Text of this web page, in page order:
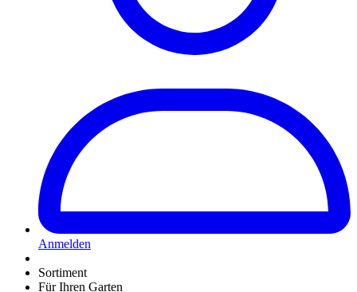
Anmelden
Sortiment
Für Ihren Garten